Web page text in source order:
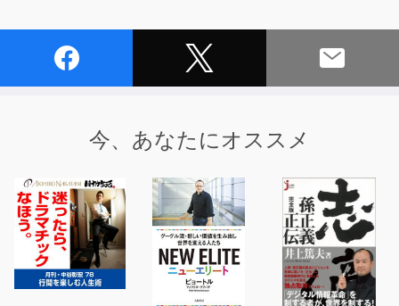
4.ジャパン・ウォッチング
5.舞台の裏側
日本は神道の国、それとも仏教の国？
※このコンテンツは、雑誌とあわせてご利用いただくと便
利です。
今、あなたにオススメ